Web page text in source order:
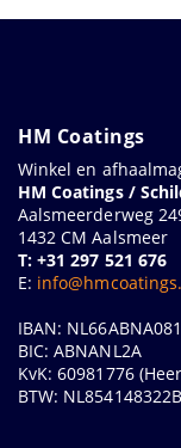
HM Coatings
Winkel en
HM Coatings /
Aalsmeerderweg
1432 CM Aalsmeer
T: +31 297 521 676
E:
IBAN:
BIC: ABNANL2A
KvK: 60981776
BTW: